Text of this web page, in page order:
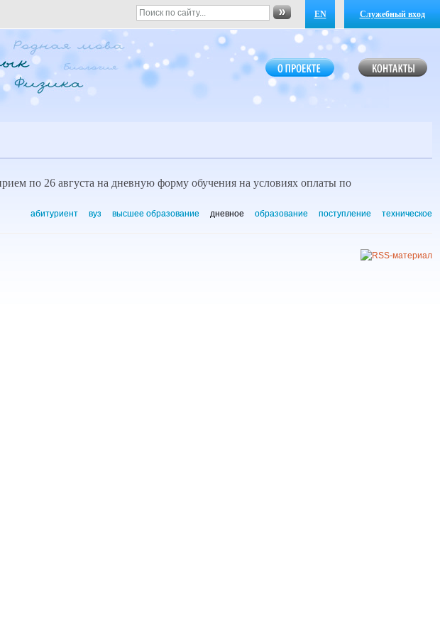
EN Служебный вход
по 26 августа на дневную форму обучения на условиях оплаты по
абитуриент вуз высшее образование дневное образование поступление техническое